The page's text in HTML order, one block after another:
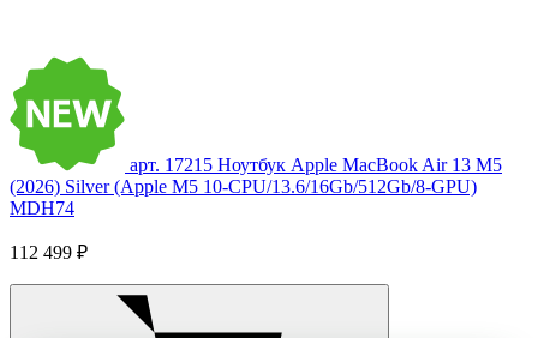
арт. 17215 Ноутбук Apple MacBook Air 13 M5
(2026) Silver (Apple M5 10-CPU/13.6/16Gb/512Gb/8-GPU)
MDH74
112 499 ₽